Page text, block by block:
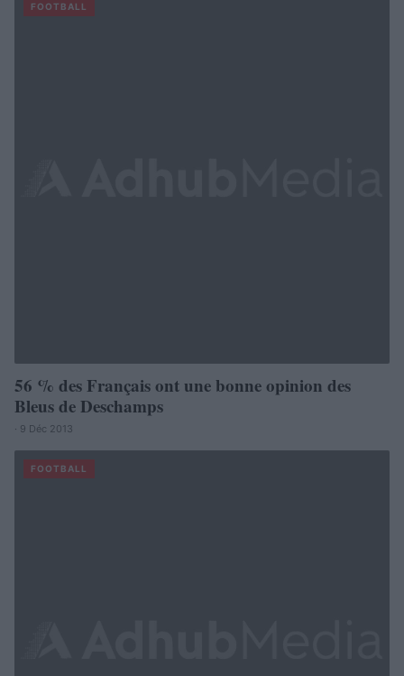
FOOTBALL
56 % des Français ont une bonne opinion des
Bleus de Deschamps
· 9 Déc 2013
FOOTBALL